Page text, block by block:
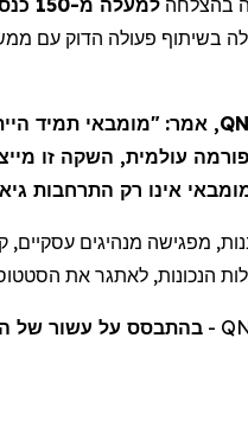
בהצלחה למעלה מ-150 כנסים ופסגות
בשיתוף פעולה הדוק עם
"מומבאי תמיד
עולמית, השקה זו
אינו רק התרחבות
מפגישה מנהיגים עסקיים,
הנכונות, לאתגר את
- בהתבסס על עשור של